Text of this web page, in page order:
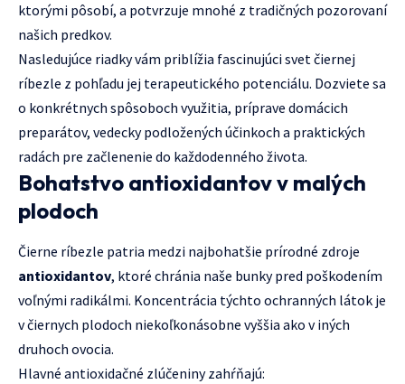
ktorými pôsobí, a potvrzuje mnohé z tradičných pozorovaní
našich predkov.
Nasledujúce riadky vám priblížia fascinujúci svet čiernej
ríbezle z pohľadu jej terapeutického potenciálu. Dozviete sa
o konkrétnych spôsoboch využitia, príprave domácich
preparátov, vedecky podložených účinkoch a praktických
radách pre začlenenie do každodenného života.
Bohatstvo antioxidantov v malých
plodoch
Čierne ríbezle patria medzi najbohatšie prírodné zdroje
antioxidantov, ktoré chránia naše bunky pred poškodením
voľnými radikálmi. Koncentrácia týchto ochranných látok je
v čiernych plodoch niekoľkonásobne vyššia ako v iných
druhoch ovocia.
Hlavné antioxidačné zlúčeniny zahŕňajú: